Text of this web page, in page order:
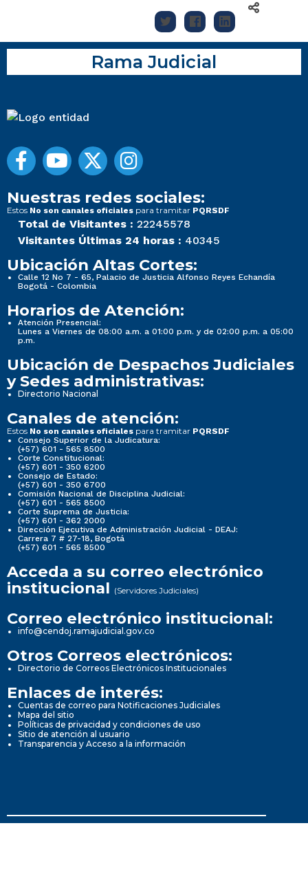
Rama Judicial
Nuestras redes sociales:
Estos No son canales oficiales para tramitar PQRSDF
Total de Visitantes : 22245578
Visitantes Últimas 24 horas : 40345
Ubicación Altas Cortes:
Calle 12 No 7 - 65, Palacio de Justicia Alfonso Reyes Echandía
Bogotá - Colombia
Horarios de Atención:
Atención Presencial:
Lunes a Viernes de 08:00 a.m. a 01:00 p.m. y de 02:00 p.m. a 05:00
p.m.
Ubicación de Despachos Judiciales
y Sedes administrativas:
Directorio Nacional
Canales de atención:
Estos No son canales oficiales para tramitar PQRSDF
Consejo Superior de la Judicatura:
(+57) 601 - 565 8500
Corte Constitucional:
(+57) 601 - 350 6200
Consejo de Estado:
(+57) 601 - 350 6700
Comisión Nacional de Disciplina Judicial:
(+57) 601 - 565 8500
Corte Suprema de Justicia:
(+57) 601 - 362 2000
Dirección Ejecutiva de Administración Judicial - DEAJ:
Carrera 7 # 27-18, Bogotá
(+57) 601 - 565 8500
Acceda a su correo electrónico
institucional (Servidores Judiciales)
Correo electrónico institucional:
info@cendoj.ramajudicial.gov.co
Otros Correos electrónicos:
Directorio de Correos Electrónicos Institucionales
Enlaces de interés:
Cuentas de correo para Notificaciones Judiciales
Mapa del sitio
Políticas de privacidad y condiciones de uso
Sitio de atención al usuario
Transparencia y Acceso a la información